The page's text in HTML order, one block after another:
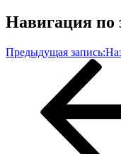
Навигация по
Предыдущая запись: